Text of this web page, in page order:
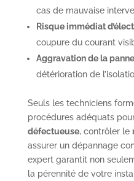
cas de mauvaise
Risque immédiat
coupure du courant
Aggravation de la panne
détérioration de
Seuls les techniciens
procédures adéquats
défectueuse, contrôler le
assurer un dépannage
expert garantit non
la pérennité de votre